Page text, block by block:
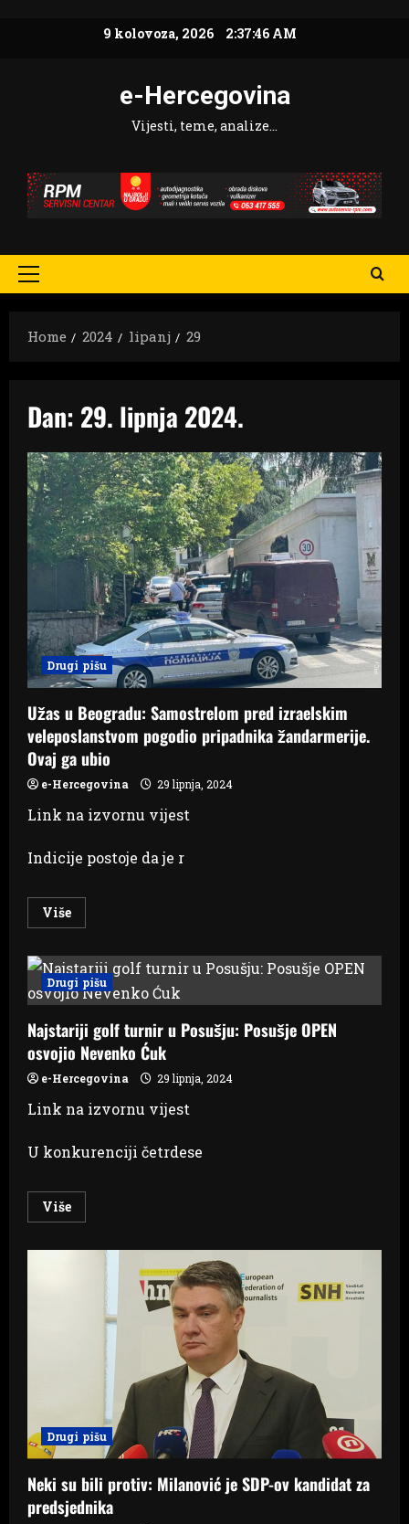
9 kolovoza, 2026 2:37:47 AM
e-Hercegovina
Vijesti, teme, analize…
Primary
Home
2024 lipanj 29
Dan: 29. lipnja 2024.
Drugi pišu
Užas u Beogradu: Samostrelom pred izraelskim
veleposlanstvom pogodio pripadnika žandarmerije.
Ovaj ga ubio
e-Hercegovina 29 lipnja, 2024
Link na izvornu vijest
Indicije postoje da je r
VišeRead
more
u
Beogradu:
Samostrelom
pred
veleposlanstvom
pogodio
pripadnika
žandarmerije.
Ovaj
ubio
Drugi pišu
Najstariji golf turnir u Posušju: Posušje OPEN
osvojio Nevenko Ćuk
e-Hercegovina 29 lipnja, 2024
Link na izvornu vijest
U konkurenciji četrdese
VišeRead
more
turnir
Posušju:
Posušje
OPEN
Drugi pišu
Neki su bili protiv: Milanović je SDP-ov kandidat za
predsjednika